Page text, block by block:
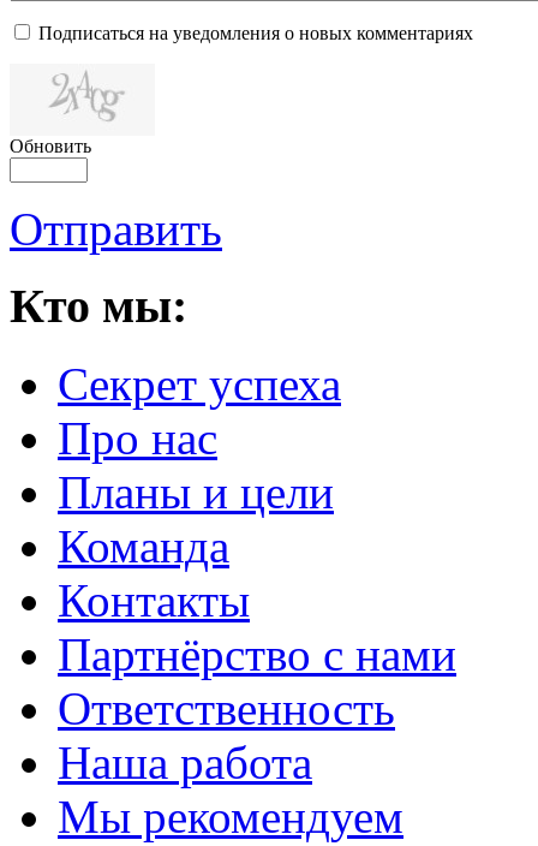
Подписаться на уведомления о новых комментариях
Обновить
Отправить
Кто мы:
Секрет успеха
Про нас
Планы и цели
Команда
Контакты
Партнёрство с нами
Ответственность
Наша работа
Мы рекомендуем